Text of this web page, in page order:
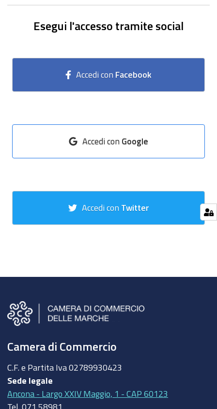
Esegui l'accesso tramite social
Accedi con Facebook
Accedi con Google
Accedi con Twitter
Camera di Commercio
C.F. e Partita Iva 02789930423
Sede legale
Ancona - Largo XXIV Maggio, 1 - CAP 60123
Tel. 071 58981